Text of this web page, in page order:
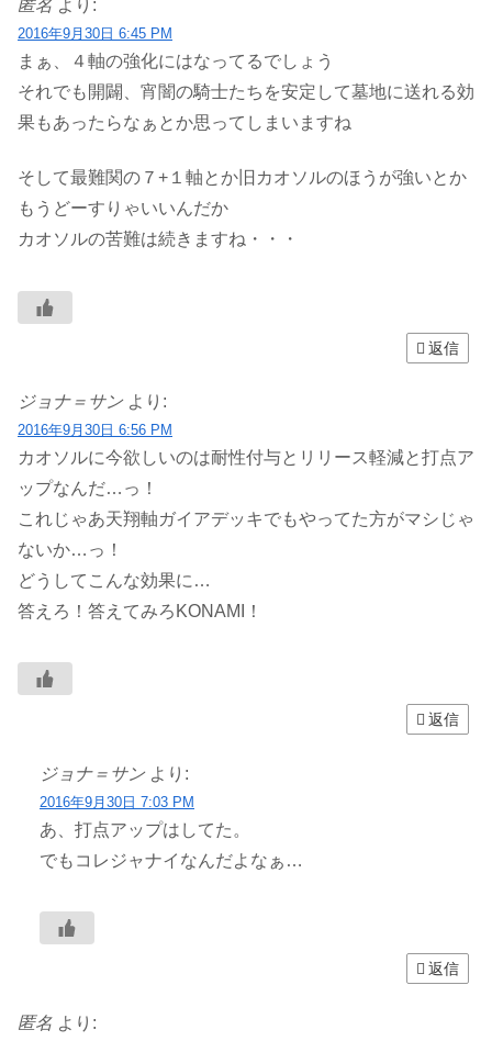
匿名 より:
2016年9月30日 6:45 PM
まぁ、４軸の強化にはなってるでしょう
それでも開闢、宵闇の騎士たちを安定して墓地に送れる効
果もあったらなぁとか思ってしまいますね
そして最難関の７+１軸とか旧カオソルのほうが強いとか
もうどーすりゃいいんだか
カオソルの苦難は続きますね・・・
返信
ジョナ＝サン より:
2016年9月30日 6:56 PM
カオソルに今欲しいのは耐性付与とリリース軽減と打点ア
ップなんだ…っ！
これじゃあ天翔軸ガイアデッキでもやってた方がマシじゃ
ないか…っ！
どうしてこんな効果に…
答えろ！答えてみろKONAMI！
返信
ジョナ＝サン より:
2016年9月30日 7:03 PM
あ、打点アップはしてた。
でもコレジャナイなんだよなぁ…
返信
匿名 より: